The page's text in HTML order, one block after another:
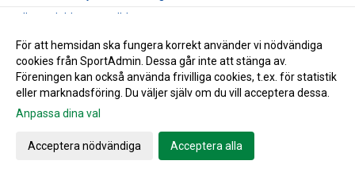
Kvällens utbildning inställd!
Årsmötet för 2017 blev en lugn tillställning 2018-02-18 18:57
Kallelse till Årsmöte för 2017 2018-02-06 10:43
Vilken lyckad dag!! 2018-02-03 19:52
Till minne av Christer Hansson
Fler invånare - mindre plats för idrott
För att hemsidan ska fungera korrekt använder vi nödvändiga
cookies från SportAdmin. Dessa går inte att stänga av.
Föreningen kan också använda frivilliga cookies, t.ex. för statistik
eller marknadsföring. Du väljer själv om du vill acceptera dessa.
Anpassa dina val
Acceptera nödvändiga Acceptera alla